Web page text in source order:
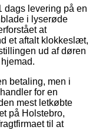
dags levering på en
i lyserøde
at
et aftalt klokkeslæt,
ud af døren
betaling, men i
for en
mest letkøbte
på Holstebro,
til at